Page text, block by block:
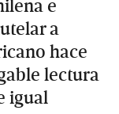
e
a
hace
lectura
igual